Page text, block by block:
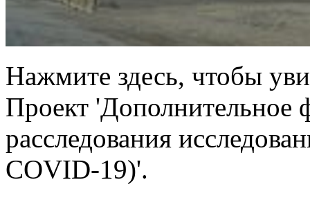
Нажмите здесь, чтобы
Проект 'Дополнительное
расследования
COVID-19)'.